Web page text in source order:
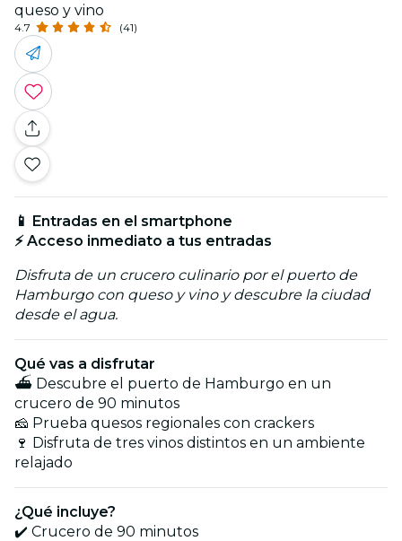
queso y vino
4.7 (41)
📱 Entradas en el smartphone
⚡ Acceso inmediato a tus entradas
Disfruta de un crucero culinario por el puerto de
Hamburgo con queso y vino y descubre la ciudad
desde el agua.
Qué vas a disfrutar
⛴️ Descubre el puerto de Hamburgo en un
crucero de 90 minutos
🧀 Prueba quesos regionales con crackers
🍷 Disfruta de tres vinos distintos en un ambiente
relajado
¿Qué incluye?
✔️ Crucero de 90 minutos